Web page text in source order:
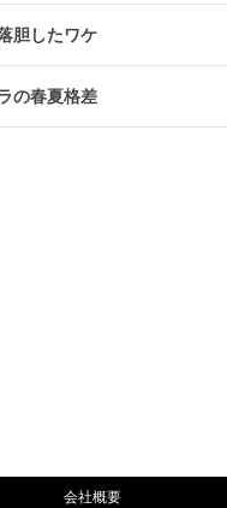
胆したワケ
の春夏格差
会社概要